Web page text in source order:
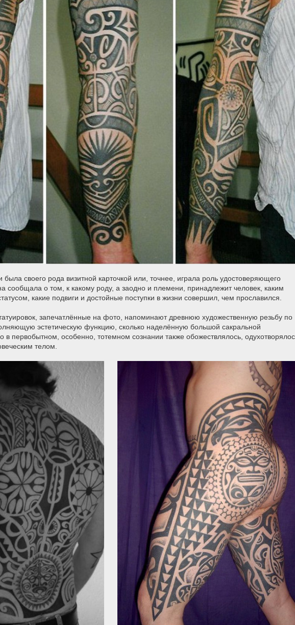
была своего рода визитной карточкой или, точнее, играла роль удостоверяющего
сообщала о том, к какому роду, а заодно и племени, принадлежит человек, каким
какие подвиги и достойные поступки в жизни совершил, чем прославился.
запечатлённые на фото, напоминают древнюю художественную резьбу по
эстетическую функцию, сколько наделённую большой сакральной
в первобытном, особенно, тотемном сознании также обожествлялось,
телом.